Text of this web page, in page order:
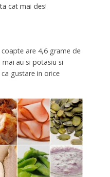
cat mai des!
are 4,6 grame de
au si potasiu si
gustare in orice